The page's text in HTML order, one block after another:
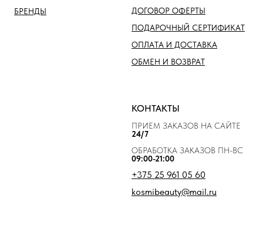
БРЕНДЫ
ДОГОВОР ОФЕРТЫ
ПОДАРОЧНЫЙ СЕРТИФИКАТ
ОПЛАТА И ДОСТАВКА
ОБМЕН И ВОЗВРАТ
КОНТАКТЫ
ПРИЕМ ЗАКАЗОВ НА САЙТЕ
24/7
ОБРАБОТКА ЗАКАЗОВ ПН-ВС
09:00-21:00
+375 25 961 05 60
kosmibeauty@mail.ru